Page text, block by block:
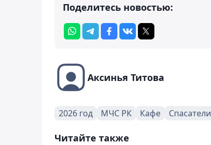
Поделитесь новостью:
Аксинья Титова
2026 год МЧС РК Кафе Спасатели
Читайте также